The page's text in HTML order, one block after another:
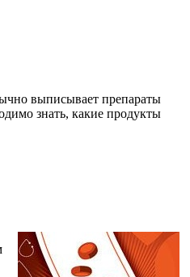
выписывает препараты
знать, какие продукты